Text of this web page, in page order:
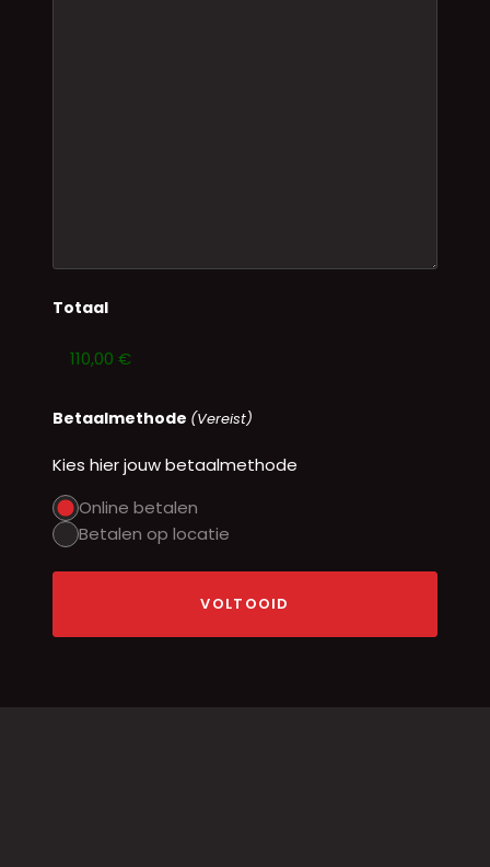
Totaal
Betaalmethode (Vereist)
Kies hier jouw betaalmethode
Online betalen
Betalen op locatie